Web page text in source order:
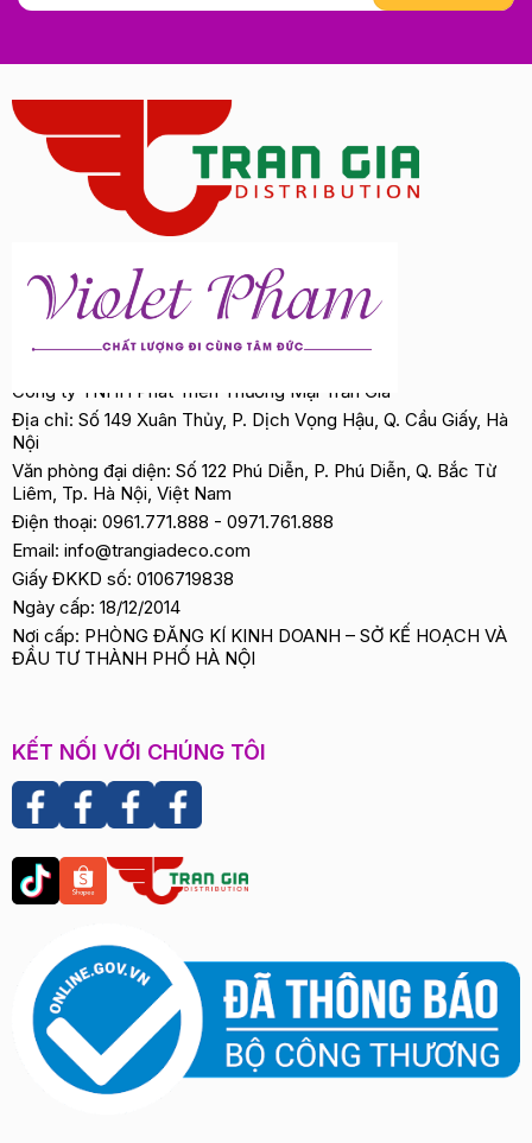
Công ty TNHH Phát Triển Thương Mại Trần Gia
Địa chỉ: Số 149 Xuân Thủy, P. Dịch Vọng Hậu, Q. Cầu Giấy, Hà
Nội
Văn phòng đại diện: Số 122 Phú Diễn, P. Phú Diễn, Q. Bắc Từ
Liêm, Tp. Hà Nội, Việt Nam
Điện thoại: 0961.771.888 - 0971.761.888
Email: info@trangiadeco.com
Giấy ĐKKD số: 0106719838
Ngày cấp: 18/12/2014
Nơi cấp: PHÒNG ĐĂNG KÍ KINH DOANH – SỞ KẾ HOẠCH VÀ
ĐẦU TƯ THÀNH PHỐ HÀ NỘI
KẾT NỐI VỚI CHÚNG TÔI